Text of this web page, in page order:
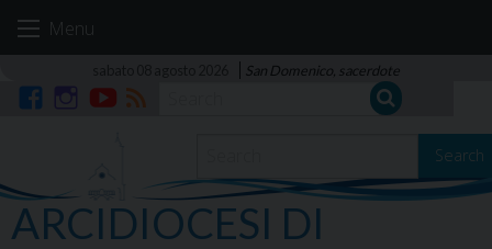
Menu
San Domenico, sacerdote
Search
ARCIDIOCESI DI